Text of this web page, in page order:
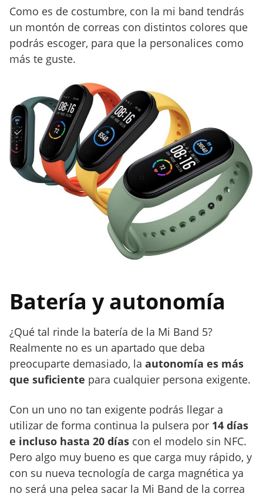
Como es de costumbre, con la mi band tendrás
un montón de correas con distintos colores que
podrás escoger, para que la personalices como
más te guste.
Batería y autonomía
¿Qué tal rinde la batería de la Mi Band 5?
Realmente no es un apartado que deba
preocuparte demasiado, la autonomía es más
que suficiente para cualquier persona exigente.
Con un uno no tan exigente podrás llegar a
utilizar de forma continua la pulsera por 14 días
e incluso hasta 20 días con el modelo sin NFC.
Pero algo muy bueno es que carga muy rápido, y
con su nueva tecnología de carga magnética ya
no será una pelea sacar la Mi Band de la correa